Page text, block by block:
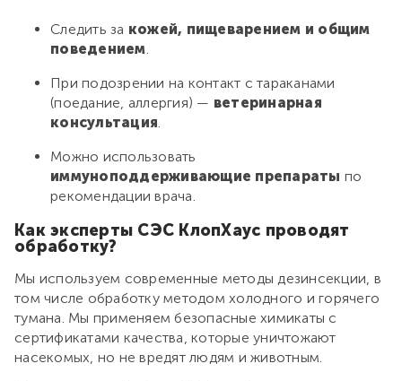
Следить за кожей, пищеварением и общим
поведением.
При подозрении на контакт с тараканами
(поедание, аллергия) — ветеринарная
консультация.
Можно использовать
иммуноподдерживающие препараты по
рекомендации врача.
Как эксперты СЭС КлопХаус проводят
обработку?
Мы используем современные методы дезинсекции, в
том числе обработку методом холодного и горячего
тумана. Мы применяем безопасные химикаты с
сертификатами качества, которые уничтожают
насекомых, но не вредят людям и животным.